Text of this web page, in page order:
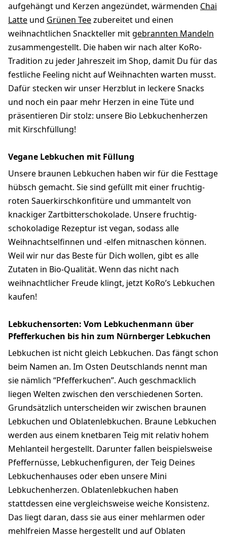
aufgehängt und Kerzen angezündet, wärmenden Chai
Latte und Grünen Teezubereitet und einen
weihnachtlichen Snackteller mitgebrannten Mandeln
zusammengestellt. Die haben wir nach alter KoRo-
Tradition zu jeder Jahreszeit im Shop, damit Du für das
festliche Feeling nicht auf Weihnachten warten musst.
Dafür stecken wir unser Herzblut in leckere Snacks
und noch ein paar mehr Herzen in eine Tüte und
präsentieren Dir stolz: unsere Bio Lebkuchenherzen
mit Kirschfüllung!
Vegane Lebkuchen mit Füllung
Unsere braunen Lebkuchen haben wir für die Festtage
hübsch gemacht. Sie sind gefüllt mit einer fruchtig-
roten Sauerkirschkonfitüre und ummantelt von
knackiger Zartbitterschokolade. Unsere fruchtig-
schokoladige Rezeptur ist vegan, sodass alle
Weihnachtselfinnen und -elfen mitnaschen können.
Weil wir nur das Beste für Dich wollen, gibt es alle
Zutaten in Bio-Qualität. Wenn das nicht nach
weihnachtlicher Freude klingt, jetzt KoRo’s Lebkuchen
kaufen!
Lebkuchensorten: Vom Lebkuchenmann über
Pfefferkuchen bis hin zum Nürnberger Lebkuchen
Lebkuchen ist nicht gleich Lebkuchen. Das fängt schon
beim Namen an. Im Osten Deutschlands nennt man
sie nämlich “Pfefferkuchen”. Auch geschmacklich
liegen Welten zwischen den verschiedenen Sorten.
Grundsätzlich unterscheiden wir zwischen braunen
Lebkuchen und Oblatenlebkuchen. Braune Lebkuchen
werden aus einem knetbaren Teig mit relativ hohem
Mehlanteil hergestellt. Darunter fallen beispielsweise
Pfeffernüsse, Lebkuchenfiguren, der Teig Deines
Lebkuchenhauses oder eben unsere Mini
Lebkuchenherzen. Oblatenlebkuchen haben
stattdessen eine vergleichsweise weiche Konsistenz.
Das liegt daran, dass sie aus einer mehlarmen oder
mehlfreien Masse hergestellt und auf Oblaten